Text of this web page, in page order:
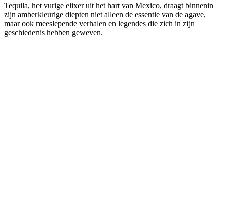
Tequila, het vurige elixer uit het hart van Mexico, draagt binnenin
zijn amberkleurige diepten niet alleen de essentie van de agave,
maar ook meeslepende verhalen en legendes die zich in zijn
geschiedenis hebben geweven.